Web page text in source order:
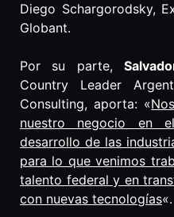
Diego Schargorodsky,
Globant.
Por su parte,
Country Leader
Consulting, aporta: «
nuestro negocio en
desarrollo de las
para lo que venimos
talento federal y en
con nuevas tecnologías«.